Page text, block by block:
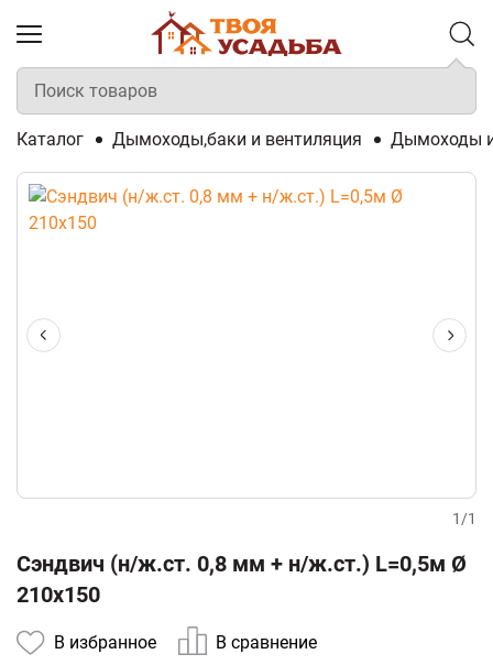
Каталог Дымоходы,баки и вентиляция Дымоходы
1/1
Сэндвич (н/ж.ст. 0,8 мм + н/ж.ст.) L=0,5м Ø
210х150
В избранное В сравнение